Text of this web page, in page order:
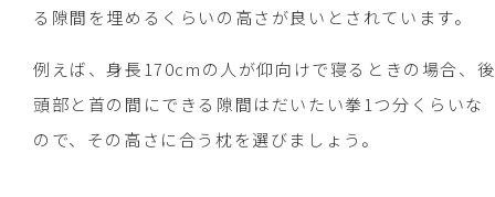
る隙間を埋めるくらいの高さが良いとされています。
例えば、身長170cmの人が仰向けで寝るときの場合、後
頭部と首の間にできる隙間はだいたい拳1つ分くらいな
ので、その高さに合う枕を選びましょう。